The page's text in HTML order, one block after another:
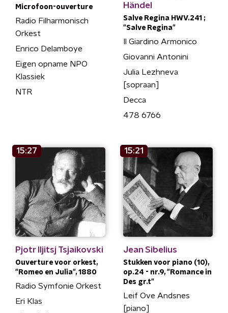
Microfoon-ouverture
Radio Filharmonisch
Orkest
Enrico Delamboye
Eigen opname NPO
Klassiek
NTR
Händel
Salve Regina HWV.241 ;
"Salve Regina"
Il Giardino Armonico
Giovanni Antonini
Julia Lezhneva
[sopraan]
Decca
478 6766
15:27
Pjotr Iljitsj Tsjaikovski
Ouverture voor orkest,
"Romeo en Julia", 1880
Radio Symfonie Orkest
Eri Klas
15:21
Jean Sibelius
Stukken voor piano (10),
op.24 - nr.9, "Romance in
Des gr.t"
Leif Ove Andsnes
[piano]